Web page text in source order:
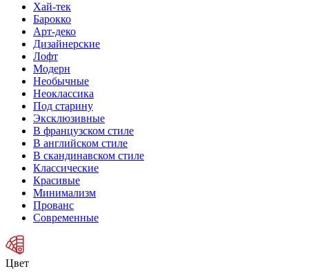
Хай-тек
Барокко
Арт-деко
Дизайнерские
Лофт
Модерн
Необычные
Неоклассика
Под старину
Эксклюзивные
В французском стиле
В английском стиле
В скандинавском стиле
Классические
Красивые
Минимализм
Прованс
Современные
Цвет